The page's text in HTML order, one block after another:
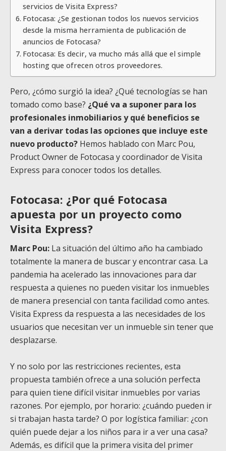
servicios de Visita Express?
Fotocasa: ¿Se gestionan todos los nuevos servicios
desde la misma herramienta de publicación de
anuncios de Fotocasa?
Fotocasa: Es decir, va mucho más allá que el simple
hosting que ofrecen otros proveedores.
Pero, ¿cómo surgió la idea? ¿Qué tecnologías se han
tomado como base? ¿Qué va a suponer para los
profesionales inmobiliarios y qué beneficios se
van a derivar todas las opciones que incluye este
nuevo producto? Hemos hablado con Marc Pou,
Product Owner de Fotocasa y coordinador de Visita
Express para conocer todos los detalles.
Fotocasa: ¿Por qué Fotocasa
apuesta por un proyecto como
Visita Express?
Marc Pou: La situación del último año ha cambiado
totalmente la manera de buscar y encontrar casa. La
pandemia ha acelerado las innovaciones para dar
respuesta a quienes no pueden visitar los inmuebles
de manera presencial con tanta facilidad como antes.
Visita Express da respuesta a las necesidades de los
usuarios que necesitan ver un inmueble sin tener que
desplazarse.
Y no solo por las restricciones recientes, esta
propuesta también ofrece a una solución perfecta
para quien tiene difícil visitar inmuebles por varias
razones. Por ejemplo, por horario: ¿cuándo pueden ir
si trabajan hasta tarde? O por logística familiar: ¿con
quién puede dejar a los niños para ir a ver una casa?
Además, es difícil que la primera visita del primer